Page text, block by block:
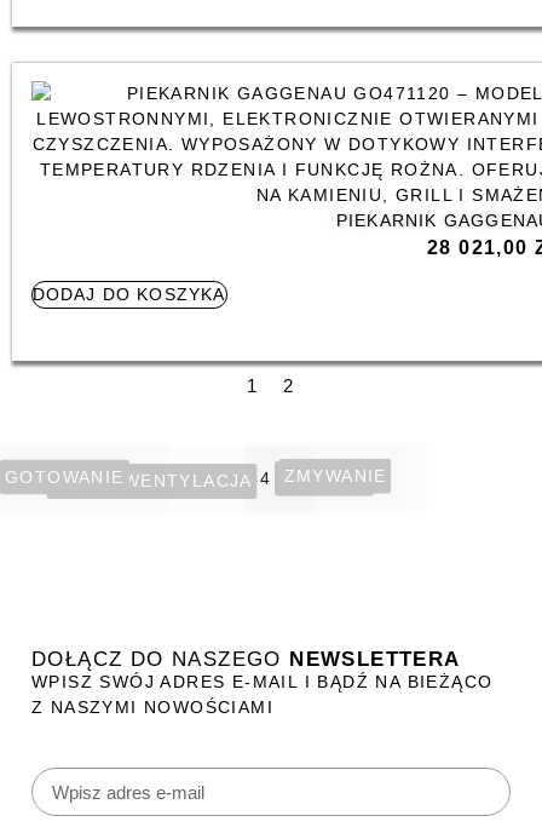
PIEKARNIK
28 021,00
DODAJ DO KOSZYKA
1 2
WINIARKI
OKAPY/WENTYLACJA
GOTOWANIE ZMYWANIE
DOŁĄCZ DO NASZEGO NEWSLETTERA
WPISZ SWÓJ ADRES E-MAIL I BĄDŹ NA BIEŻĄCO
Z NASZYMI NOWOŚCIAMI